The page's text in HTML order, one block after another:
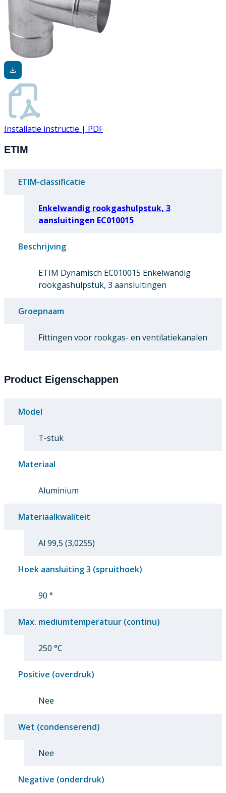
Installatie instructie | PDF
ETIM
ETIM-classificatie
Enkelwandig rookgashulpstuk, 3
aansluitingen EC010015
Beschrijving
ETIM Dynamisch EC010015 Enkelwandig
rookgashulpstuk, 3 aansluitingen
Groepnaam
Fittingen voor rookgas- en ventilatiekanalen
Product Eigenschappen
Model
T-stuk
Materiaal
Aluminium
Materiaalkwaliteit
Al 99,5 (3,0255)
Hoek aansluiting 3 (spruithoek)
90 °
Max. mediumtemperatuur (continu)
250 °C
Positive (overdruk)
Nee
Wet (condenserend)
Nee
Negative (onderdruk)